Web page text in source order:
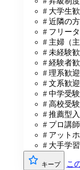
# 大学生
# 近隣の
# フリー
# 主婦（
# 未経験
# 経験者
# 理系歓迎
# 文系歓迎
# 中学受
# 高校受
# 推薦型
# プロ講
# アット
# 大手学
キープ こ